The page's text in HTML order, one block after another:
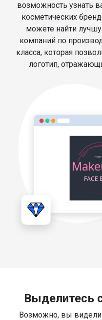
возможность узнать
косметических
можете найти
компаний по
класса, которая
логотип,
Выделитесь
Возможно, вы видели